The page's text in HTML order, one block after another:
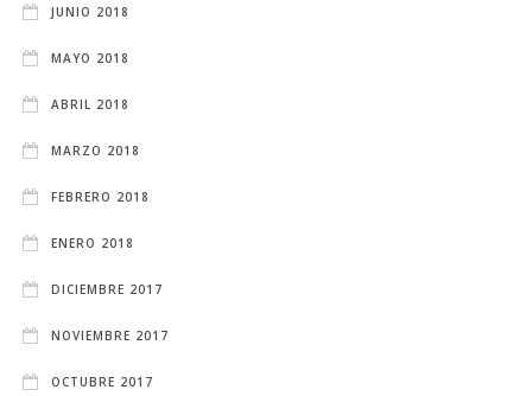
JUNIO 2018
MAYO 2018
ABRIL 2018
MARZO 2018
FEBRERO 2018
ENERO 2018
DICIEMBRE 2017
NOVIEMBRE 2017
OCTUBRE 2017